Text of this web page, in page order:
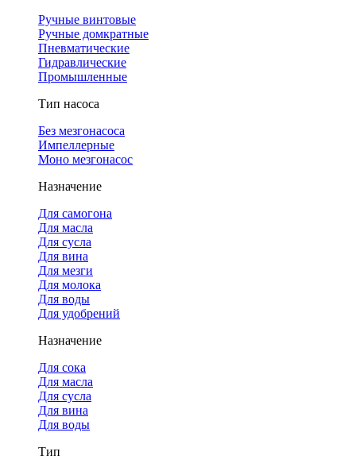
Ручные винтовые
Ручные домкратные
Пневматические
Гидравлические
Промышленные
Тип насоса
Без мезгонасоса
Импеллерные
Моно мезгонасос
Назначение
Для самогона
Для масла
Для сусла
Для вина
Для мезги
Для молока
Для воды
Для удобрений
Назначение
Для сока
Для масла
Для сусла
Для вина
Для воды
Тип